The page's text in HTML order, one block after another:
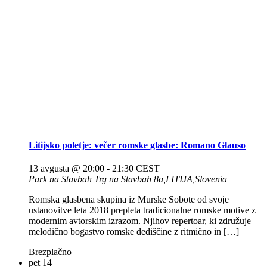
Litijsko poletje: večer romske glasbe: Romano Glauso
13 avgusta @ 20:00 - 21:30 CEST
Park na Stavbah Trg na Stavbah 8a,LITIJA,Slovenia
Romska glasbena skupina iz Murske Sobote od svoje
ustanovitve leta 2018 prepleta tradicionalne romske motive z
modernim avtorskim izrazom. Njihov repertoar, ki združuje
melodično bogastvo romske dediščine z ritmično in […]
Brezplačno
pet 14